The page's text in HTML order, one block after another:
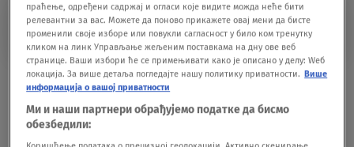
BUZZ
Ovaj Volkswagen još nije stigao kod dilera,
a već je skoro rasprodat
AUTO20.08.22.
праћење, одређени садржај и огласи које видите можда неће бити
релевантни за вас. Можете да поново прикажете овај мени да бисте
променили своје изборе или повукли сагласност у било ком тренутку
кликом на линк Управљање жељеним поставкама на дну ове веб
странице. Ваши избори ће се примењивати како је описано у делу: Wеб
локација. За више детаља погледајте нашу политику приватности. Више
информација о вашој приватности
Ми и наши партнери обрађујемо податке да бисмо
обезбедили: